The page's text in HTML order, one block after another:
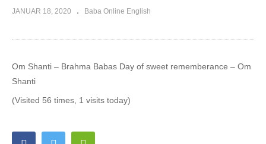
JANUAR 18, 2020 Baba Online English
Om Shanti – Brahma Babas Day of sweet rememberance – Om
Shanti
(Visited 56 times, 1 visits today)